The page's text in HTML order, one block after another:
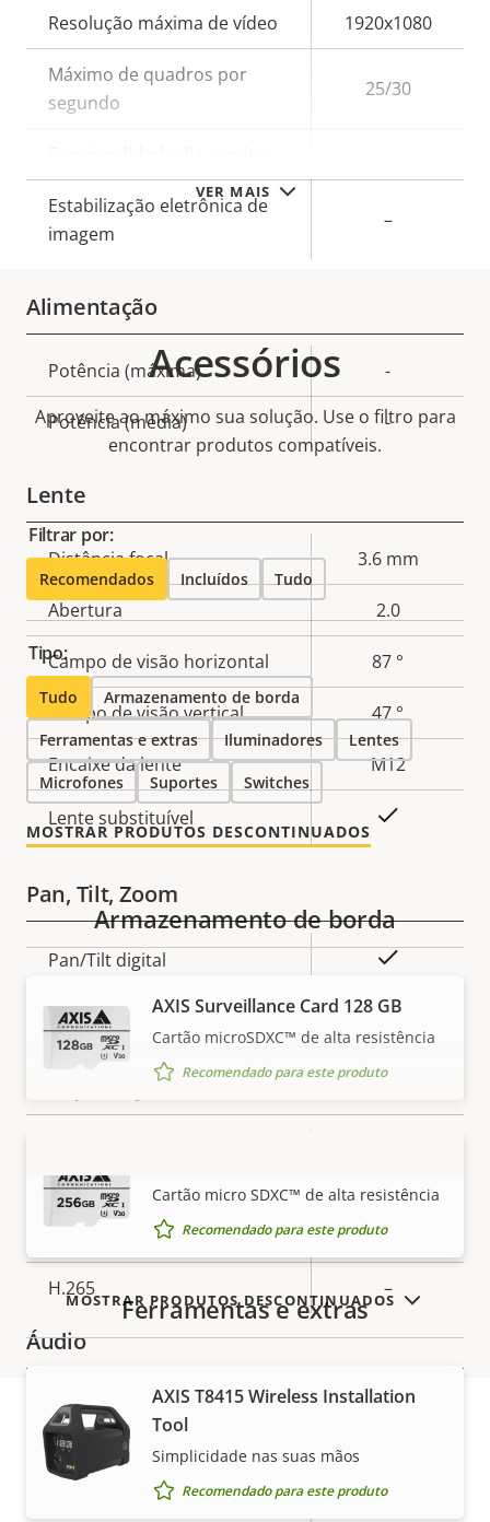
VER MAIS
Descrição
da
propriedade
Valor da
propriedade
Resolução máxima de vídeo 1920x1080
Máximo de quadros por
segundo
25/30
Estabilização eletrônica de
imagem
–
Alimentação
Descrição
da
propriedade
Valor da
propriedade
Potência (máxima) -
Potência (média) -
Lente
Descrição
da
propriedade
Valor da
propriedade
Distância focal 3.6 mm
Abertura 2.0
Campo de visão horizontal 87 °
Campo de visão vertical 47 °
Encaixe da lente M12
Lente substituível
Pan, Tilt, Zoom
Descrição
propriedade
propriedade
Pan/Tilt digital
Zoom digital Yes
Compactação
da
propriedade
propriedade
H.264
Baseline,
High, Main
H.265 –
Áudio
Descrição
da
propriedade
propriedade
Suporte a áudio Yes
Áudio bidirecional
Microfone integrado
Acessórios
Aproveite ao máximo sua solução. Use o filtro para
encontrar produtos compatíveis.
Filtrar por:
Recomendados Incluídos Tudo
Tipo:
Tudo Armazenamento de borda
Ferramentas e extras Iluminadores Lentes
Microfones Suportes Switches
MOSTRAR PRODUTOS DESCONTINUADOS
VER MAIS
Armazenamento de borda
AXIS Surveillance Card 128 GB
Cartão microSDXC™ de alta resistência
Recomendado para este produto
Cartão micro SDXC™ de alta resistência
Recomendado para este produto
Ferramentas e extras
AXIS T8415 Wireless Installation
Tool
Simplicidade nas suas mãos
Recomendado para este produto
MOSTRAR PRODUTOS DESCONTINUADOS
Garantia